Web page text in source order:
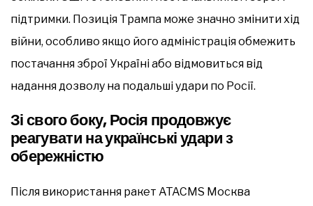
підтримки. Позиція Трампа може значно змінити хід
війни, особливо якщо його адміністрація обмежить
постачання зброї Україні або відмовиться від
надання дозволу на подальші удари по Росії.
Зі свого боку, Росія продовжує
реагувати на українські удари з
обережністю
Після використання ракет ATACMS Москва